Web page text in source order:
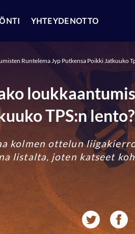
YHTEYDENOTTO
Runtelema Jyp Putkensa Poikki Jatkuuko
TPS:n lento?
kolmen ottelun
listalta, joten katseet